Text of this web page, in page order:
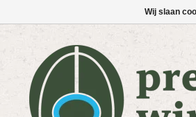
Wij slaan